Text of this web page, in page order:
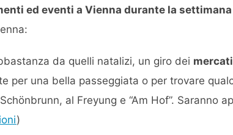
ed eventi a Vienna durante la settimana
da quelli natalizi, un giro dei
per una bella passeggiata o per trovare
al Freyung e “Am Hof”. Saranno
)